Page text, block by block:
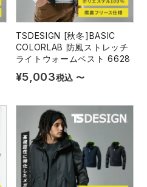
TSDESIGN [秋冬]BASIC
COLORLAB 防風ストレッチ
ライトウォームベスト 6628
¥5,003税込 〜